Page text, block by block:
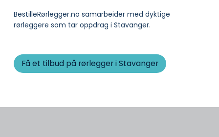
BestilleRørlegger.no samarbeider med dyktige
rørleggere som tar oppdrag i Stavanger.
Få et tilbud på rørlegger i Stavanger